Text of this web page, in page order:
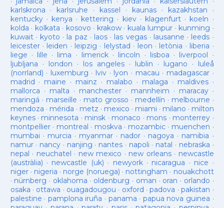
karlskrona · karlsruhe · kassel · kaunas· kazakhstan ·
kentucky· kenya · kettering · kiev· klagenfurt · koeln ·
kolda · kolkata · kosovo · krakow· kuala lumpur · kunming ·
kuwait· kyoto · la paz · laos· las vegas· lausanne · leeds ·
leicester· leiden · leipzig · lelystad · leon · letònia · liberia ·
liege · lille · lima · limerick· lincoln · lisboa · liverpool ·
ljubljana · london · los angeles· lublin · lugano · luleå
(norrland) · luxemburg · lviv · lyon · macau · madagascar·
madrid · maine · mainz · malabo · malaga · maldives·
mallorca · malta · manchester· mannheim · maracay·
maringá · marseille · mato grosso · medellín · melbourne ·
mendoza · mérida · metz · mexico · miami · milano · milton
keynes· minnesota · minsk · monaco · mons · monterrey ·
montpellier· montreal · moskva · mozambic· muenchen ·
mumbai · murcia · myanmar· nador · nagoya · namibia ·
namur· nancy · nanjing · nantes · napoli · natal · nebraska ·
nepal · neuchatel · new mexico · new orleans· newcastle
(austràlia) · newcastle (uk) · newyork· nicaragua · nice ·
niger· nigeria · norge (noruega) · nottingham · nouakchott
· nürnberg · oklahoma · oldenburg · oman · oran · orlando ·
osaka · ottawa · ouagadougou · oxford ·padova ·pakistan ·
palestine · pamplona iruña · panama · papua nova guinea ·